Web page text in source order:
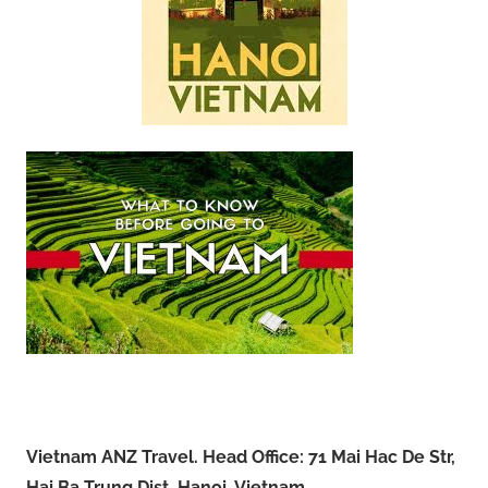
Vietnam ANZ Travel. Head Office: 71 Mai Hac De Str,